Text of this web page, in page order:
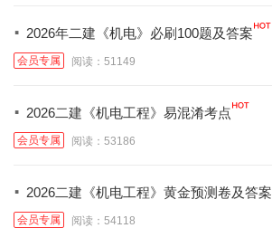
· 2026年二建《机电》必刷100题及答案
会员专属 阅读：51149
· 2026二建《机电工程》易混淆考点
会员专属 阅读：53186
· 2026二建《机电工程》黄金预测卷及答案
会员专属 阅读：54118